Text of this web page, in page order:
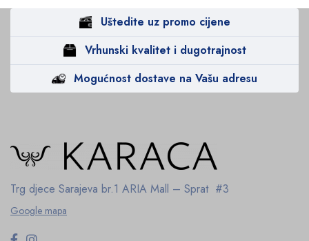
Uštedite uz promo cijene
Vrhunski kvalitet i dugotrajnost
Mogućnost dostave na Vašu adresu
Trg djece Sarajeva br.1 ARIA Mall – Sprat #3
Google mapa